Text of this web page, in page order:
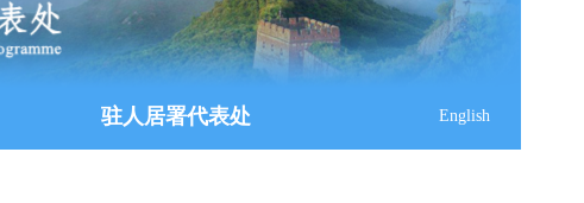
驻人居署代表处 English